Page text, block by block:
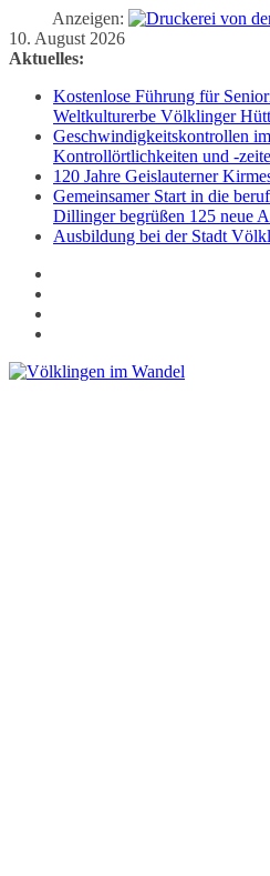
Anzeigen:
Zum
Inhalt
10. August 2026
Aktuelles:
Kostenlose Führung für
Weltkulturerbe Völklinger
Geschwindigkeitskontrollen
Kontrollörtlichkeiten und -
120 Jahre Geislauterner
Gemeinsamer Start in die
Dillinger begrüßen 125 neue
Ausbildung bei der Stadt